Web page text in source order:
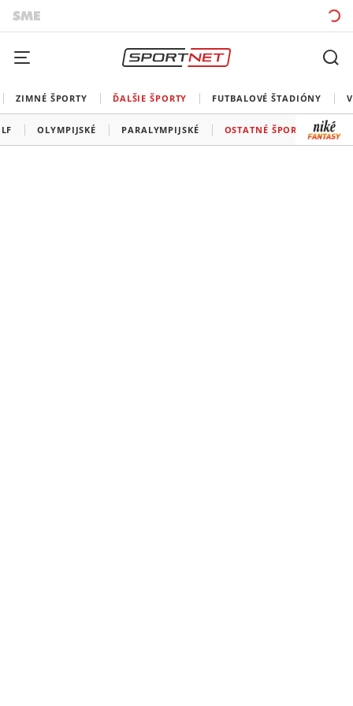
ZIMNÉ ŠPORTY ĎALŠIE ŠPORTY FUTBALOVÉ ŠTADIÓNY
OLYMPIJSKÉ PARALYMPIJSKÉ OSTATNÉ ŠPORTY